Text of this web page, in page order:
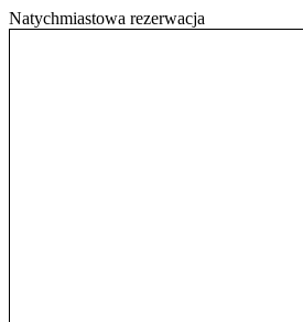
Natychmiastowa rezerwacja